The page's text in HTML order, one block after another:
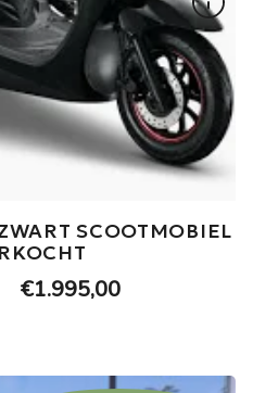
SCOOTMOBIEL
Oorspronkelijke
€2.699,00.
€1.995,00Huidige
€1.995,00.